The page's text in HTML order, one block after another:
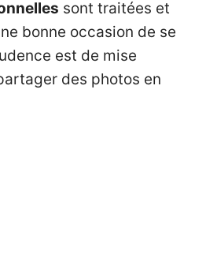
sont traitées et
bonne occasion de se
est de mise
des photos en